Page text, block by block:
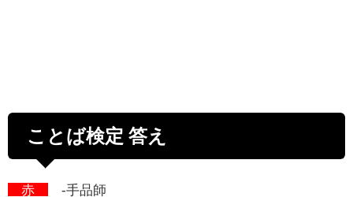
ことば検定 答え
赤 -手品師